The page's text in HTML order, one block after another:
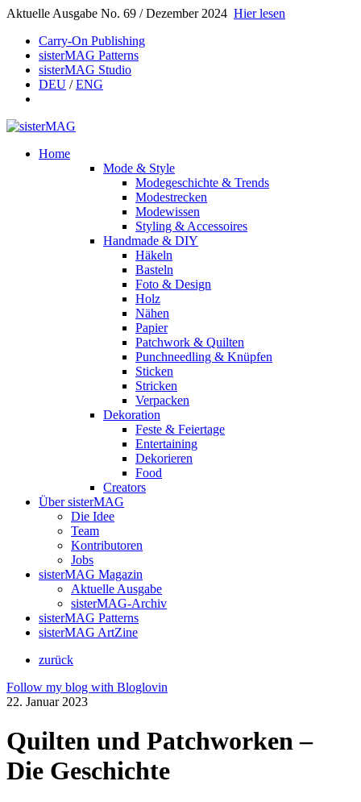
Aktuelle Ausgabe No. 69 / Dezember 2024 Hier lesen
Carry-On Publishing
sisterMAG Patterns
sisterMAG Studio
DEU /ENG
Home
Mode & Style
Modegeschichte & Trends
Modestrecken
Modewissen
Styling & Accessoires
Handmade & DIY
Häkeln
Basteln
Foto & Design
Holz
Nähen
Papier
Patchwork & Quilten
Punchneedling & Knüpfen
Sticken
Stricken
Verpacken
Dekoration
Feste & Feiertage
Entertaining
Dekorieren
Food
Creators
Über sisterMAG
Die Idee
Team
Kontributoren
Jobs
sisterMAG Magazin
Aktuelle Ausgabe
sisterMAG-Archiv
sisterMAG Patterns
sisterMAG ArtZine
zurück
Follow my blog with Bloglovin
22. Januar 2023
Quilten und Patchworken –
Die Geschichte